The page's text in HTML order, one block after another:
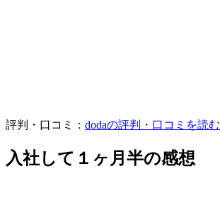
評判・口コミ： dodaの評判・口コミを読む
入社して１ヶ月半の感想